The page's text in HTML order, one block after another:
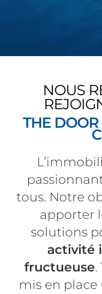
NOUS
THE
tous. Notre
apporter
solutions
activité
fructueuse.
mis en